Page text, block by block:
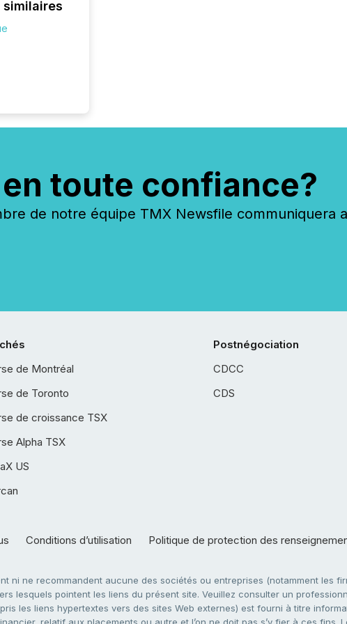
similaires
toute confiance?
de notre équipe TMX Newsfile communiquera
de Montréal
de Toronto
de croissance TSX
Alpha TSX
US
Postnégociation
CDCC
CDS
Conditions d’utilisation Politique de protection des
ni ne recommandent aucune des sociétés ou entreprises (notamment les
lesquels pointent les liens du présent site. Veuillez consulter un
les liens hypertextes vers des sites Web externes) est fourni à titre